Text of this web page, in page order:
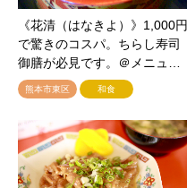
《花清（はなきよ）》1,000円
で驚きのコスパ。ちらし寿司
御膳が必見です。＠メニュ…
熊本市東区 和食